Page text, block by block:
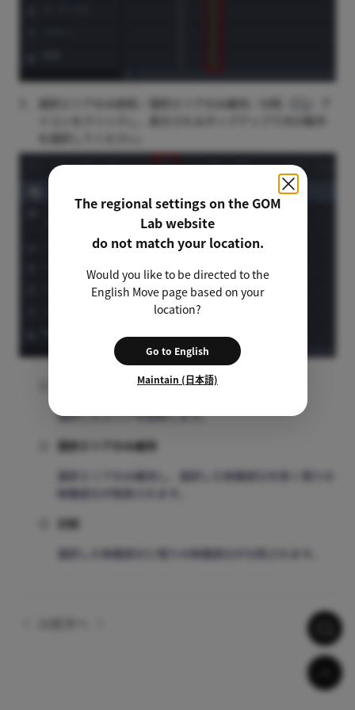
選択エリアのみ削除／選択エリアのみ維持／分割（
イコンをクリックし、表示されるポップアップで次の動作
を選択してください。
選択エリアのみ削除
選択したエリアを削除します。
選択エリアのみ維持
選択エリアのみ維持し、選択した映像部分を除く残りの
映像部分が削除されます。
分割
選択した映像部分と残りの映像部分が分割されます。
The regional settings on the GOM
Lab website
do not match your location.
Would you like to be directed to the
English Move page based on your
location?
Go to English
Maintain (日本語)